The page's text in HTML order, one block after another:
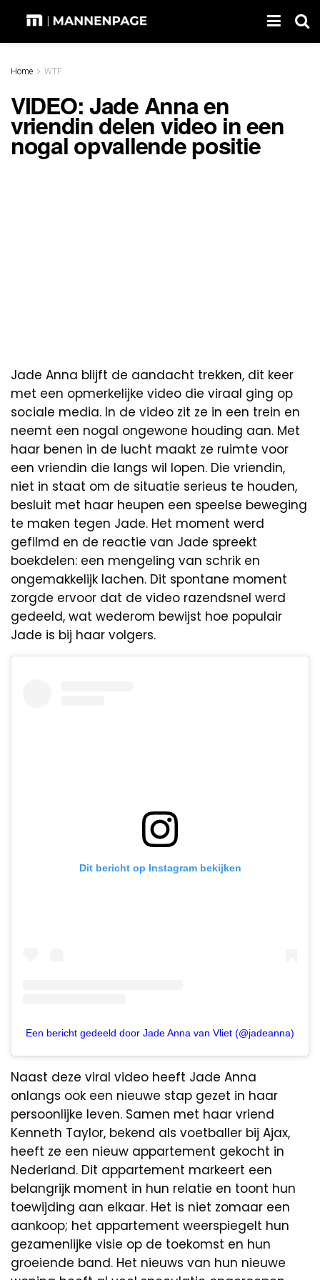
Home WTF
VIDEO: Jade Anna en
vriendin delen video in een
nogal opvallende positie
Jade Anna blijft de aandacht trekken, dit keer
met een opmerkelijke video die viraal ging op
sociale media. In de video zit ze in een trein en
neemt een nogal ongewone houding aan. Met
haar benen in de lucht maakt ze ruimte voor
een vriendin die langs wil lopen. Die vriendin,
niet in staat om de situatie serieus te houden,
besluit met haar heupen een speelse beweging
te maken tegen Jade. Het moment werd
gefilmd en de reactie van Jade spreekt
boekdelen: een mengeling van schrik en
ongemakkelijk lachen. Dit spontane moment
zorgde ervoor dat de video razendsnel werd
gedeeld, wat wederom bewijst hoe populair
Jade is bij haar volgers.
Dit bericht op Instagram bekijken
Een bericht gedeeld door Jade Anna van Vliet (@jadeanna)
Naast deze viral video heeft Jade Anna
onlangs ook een nieuwe stap gezet in haar
persoonlijke leven. Samen met haar vriend
Kenneth Taylor, bekend als voetballer bij Ajax,
heeft ze een nieuw appartement gekocht in
Nederland. Dit appartement markeert een
belangrijk moment in hun relatie en toont hun
toewijding aan elkaar. Het is niet zomaar een
aankoop; het appartement weerspiegelt hun
gezamenlijke visie op de toekomst en hun
groeiende band. Het nieuws van hun nieuwe